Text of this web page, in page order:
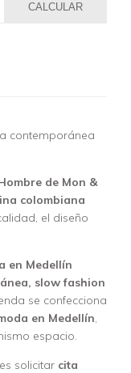
CALCULAR
contemporánea
de Mon &
colombiana
el diseño
en Medellín
slow fashion
se confecciona
en Medellín,
espacio.
solicitar cita